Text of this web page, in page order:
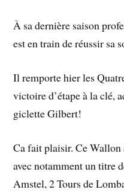
À sa dernière saison
est en train de réussir sa
Il remporte hier les
victoire d’étape à la clé,
giclette Gilbert!
Ca fait plaisir. Ce Wallon
avec notamment un titre
Amstel, 2 Tours de